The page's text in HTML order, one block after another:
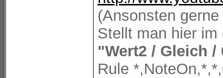
(Ansonsten
Stellt man hier
"Wert2 / Gleich /
Rule